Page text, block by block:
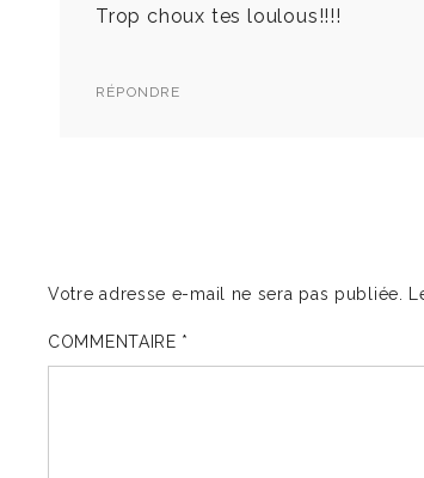
Trop choux tes loulous!!!!
RÉPONDRE
Votre adresse e-mail ne sera pas publiée.
COMMENTAIRE *